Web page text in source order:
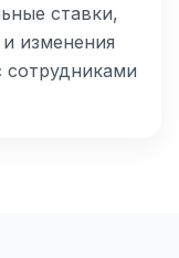
ставки,
изменения